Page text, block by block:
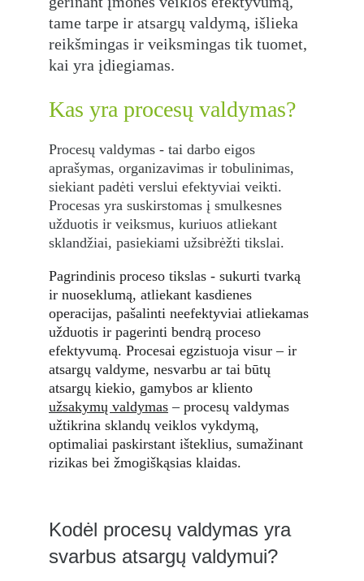
tame tarpe ir atsargų valdymą, išlieka
reikšmingas ir veiksmingas tik tuomet,
kai yra įdiegiamas.
Kas yra procesų valdymas?
Procesų valdymas - tai darbo eigos
aprašymas, organizavimas ir tobulinimas,
siekiant padėti verslui efektyviai veikti.
Procesas yra suskirstomas į smulkesnes
užduotis ir veiksmus, kuriuos atliekant
sklandžiai, pasiekiami užsibrėžti tikslai.
Pagrindinis proceso tikslas - sukurti tvarką
ir nuoseklumą, atliekant kasdienes
operacijas, pašalinti neefektyviai atliekamas
užduotis ir pagerinti bendrą proceso
efektyvumą. Procesai egzistuoja visur – ir
atsargų valdyme, nesvarbu ar tai būtų
atsargų kiekio, gamybos ar kliento
užsakymų valdymas – procesų valdymas
užtikrina sklandų veiklos vykdymą,
optimaliai paskirstant išteklius, sumažinant
rizikas bei žmogiškąsias klaidas.
Kodėl procesų valdymas yra
svarbus atsargų valdymui?